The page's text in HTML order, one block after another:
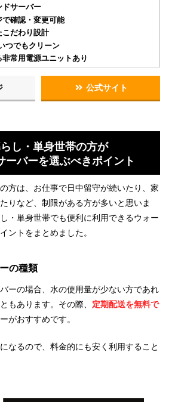
ドサーバー
確認・変更可能
だわり設計
つでもクリーン
常用電源ユニットあり
公式サイト
し・単身世帯の方が
ーバーを選ぶべきポイント
方は、お仕事で日中留守が続いたり、家
りなど、制限がある方が多いと思いま
・単身世帯でも便利に利用できるウォー
ントをまとめました。
の種類
ーの場合、水の使用量が少ない方であれ
もあります。その際、 定期配送を無料で
がおすすめです。
なるので、料金的にも安く利用すること